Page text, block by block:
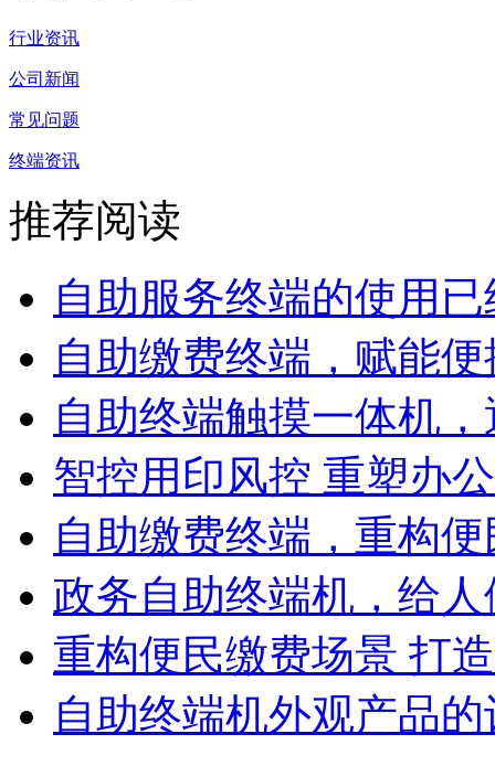
行业资讯
公司新闻
常见问题
终端资讯
推荐阅读
自助服务终端的使用
自助缴费终端，赋能
自助终端触摸一体机
智控用印风控 重塑办
自助缴费终端，重构
政务自助终端机，给人
重构便民缴费场景 打
自助终端机外观产品